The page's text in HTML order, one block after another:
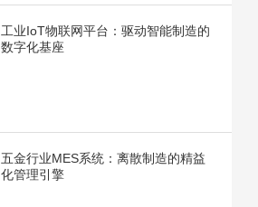
工业IoT物联网平台：驱动智能制造的
数字化基座
五金行业MES系统：离散制造的精益
化管理引擎